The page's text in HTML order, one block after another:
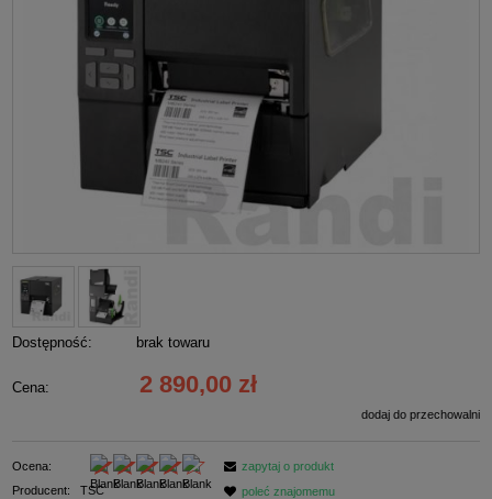
Dostępność: brak towaru
Cena: 2 890,00 zł
dodaj do przechowalni
Ocena:
Producent:
TSC
zapytaj o produkt
poleć znajomemu